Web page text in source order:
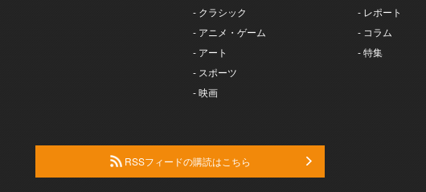
- クラシック
- アニメ・ゲーム
- アート
- スポーツ
- 映画
- レポート
- コラム
- 特集
RSSフィードの購読はこちら